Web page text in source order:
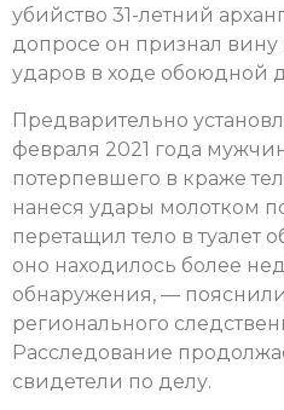
убийство 31-летний
допросе он признал вину
ударов в ходе обоюдной
Предварительно
февраля 2021 года
потерпевшего в краже
нанеся удары молотком
перетащил тело в туалет
оно находилось более
обнаружения, —
регионального
Расследование
свидетели по делу.